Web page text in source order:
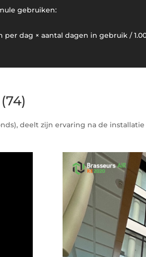
gebruiken:
dag × aantal dagen in gebruik /
deelt zijn ervaring na de